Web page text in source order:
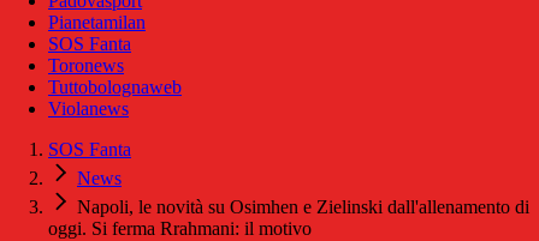
Pianetamilan
SOS Fanta
Toronews
Tuttobolognaweb
Violanews
SOS Fanta
News
Napoli, le novità su Osimhen e Zielinski dall'allenamento di
oggi. Si ferma Rrahmani: il motivo